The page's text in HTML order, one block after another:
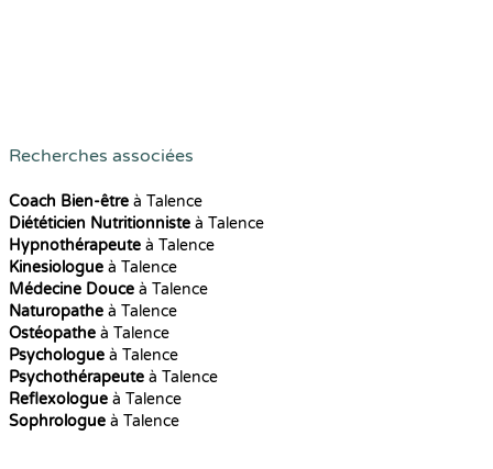
Recherches associées
Coach Bien-être à Talence
Diététicien Nutritionniste à Talence
Hypnothérapeute à Talence
Kinesiologue à Talence
Médecine Douce à Talence
Naturopathe à Talence
Ostéopathe à Talence
Psychologue à Talence
Psychothérapeute à Talence
Reflexologue à Talence
Sophrologue à Talence